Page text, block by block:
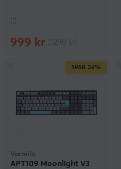
(1)
999 kr
SPAR 36%
Varmilo
APT109 Moonlight V3